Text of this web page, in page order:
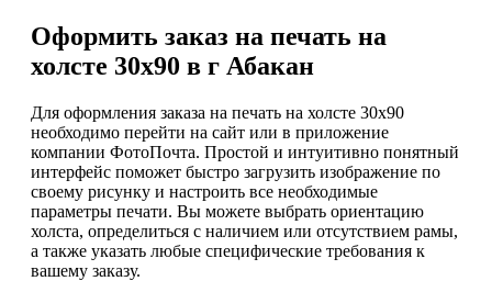
Оформить заказ на печать на
холсте 30х90 в г Абакан
Для оформления заказа на печать на холсте 30х90
необходимо перейти на сайт или в приложение
компании ФотоПочта. Простой и интуитивно понятный
интерфейс поможет быстро загрузить изображение по
своему рисунку и настроить все необходимые
параметры печати. Вы можете выбрать ориентацию
холста, определиться с наличием или отсутствием рамы,
а также указать любые специфические требования к
вашему заказу.